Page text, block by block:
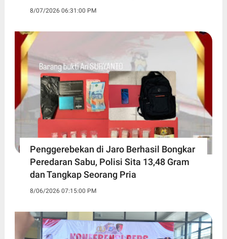
8/07/2026 06:31:00 PM
Penggerebekan di Jaro Berhasil Bongkar
Peredaran Sabu, Polisi Sita 13,48 Gram
dan Tangkap Seorang Pria
8/06/2026 07:15:00 PM